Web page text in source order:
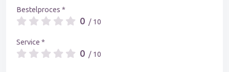
Bestelproces *
0 / 10
Service *
0 / 10